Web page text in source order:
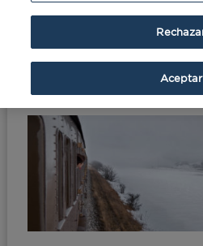
¿Qué sabes
Transiberiano?
Aceptar